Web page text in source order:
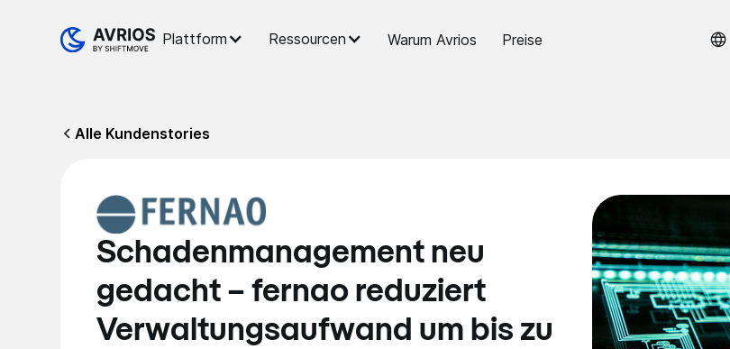
Plattform Ressourcen Warum Avrios Preise
Alle Kundenstories
Schadenmanagement neu
gedacht – fernao reduziert
Verwaltungsaufwand um bis zu